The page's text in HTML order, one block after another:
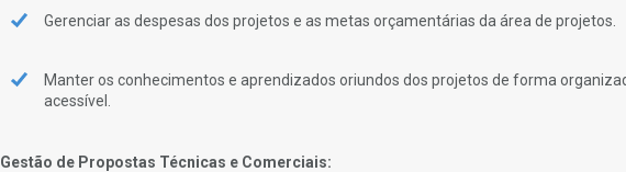
Gerenciar as despesas dos projetos e as metas orçamentárias da área de projetos.
Manter os conhecimentos e aprendizados oriundos dos projetos de forma
acessível.
Gestão de Propostas Técnicas e Comerciais: